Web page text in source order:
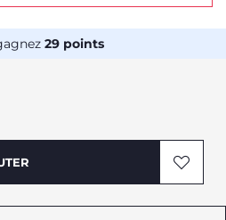
29 points